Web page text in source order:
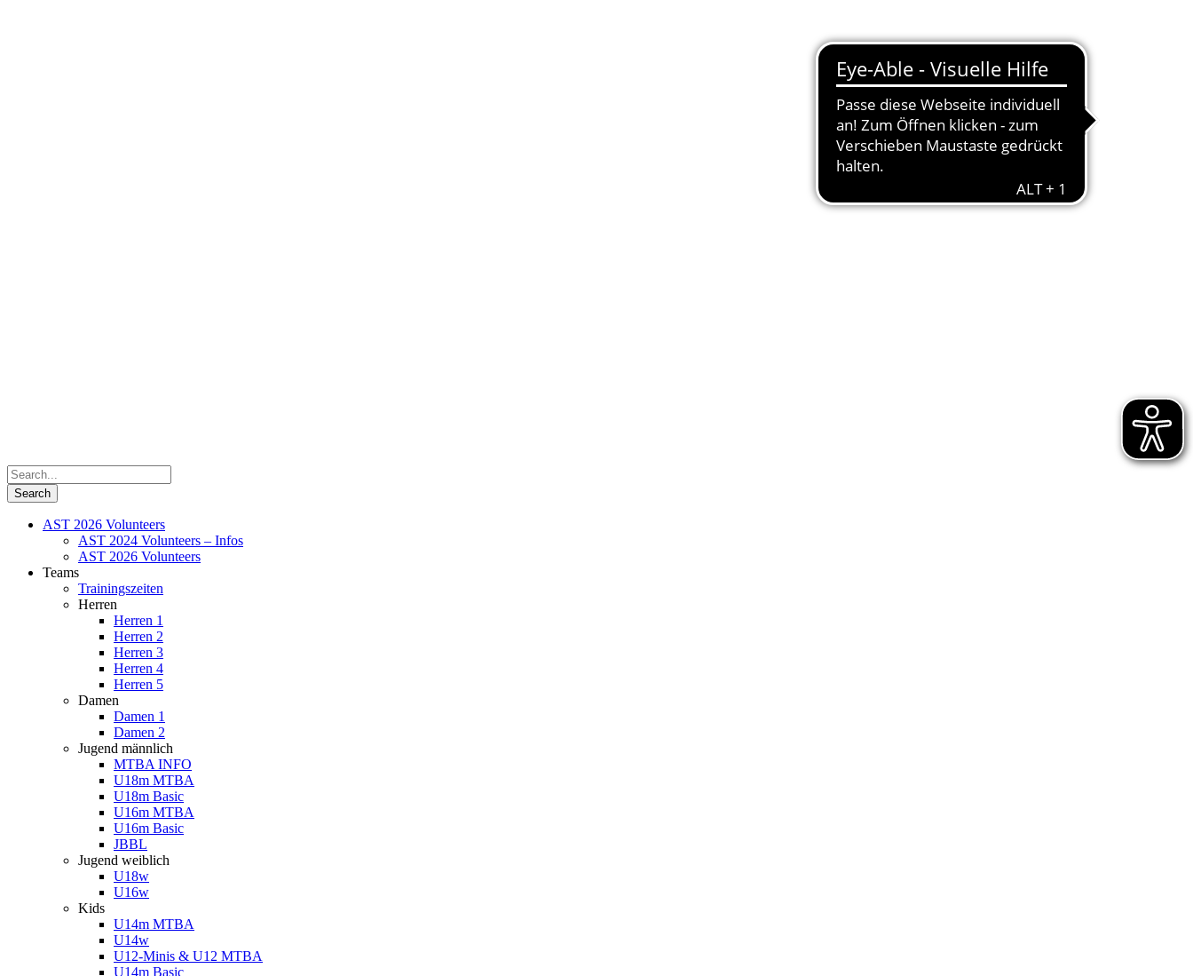
AST 2026 Volunteers
AST 2024 Volunteers – Infos
AST 2026 Volunteers
Teams
Trainingszeiten
Herren
Herren 1
Herren 2
Herren 3
Herren 4
Herren 5
Damen
Damen 1
Damen 2
Jugend männlich
MTBA INFO
U18m MTBA
U18m Basic
U16m MTBA
U16m Basic
JBBL
Jugend weiblich
U18w
U16w
Kids
U14m MTBA
U14w
U12-Minis & U12 MTBA
U14m Basic